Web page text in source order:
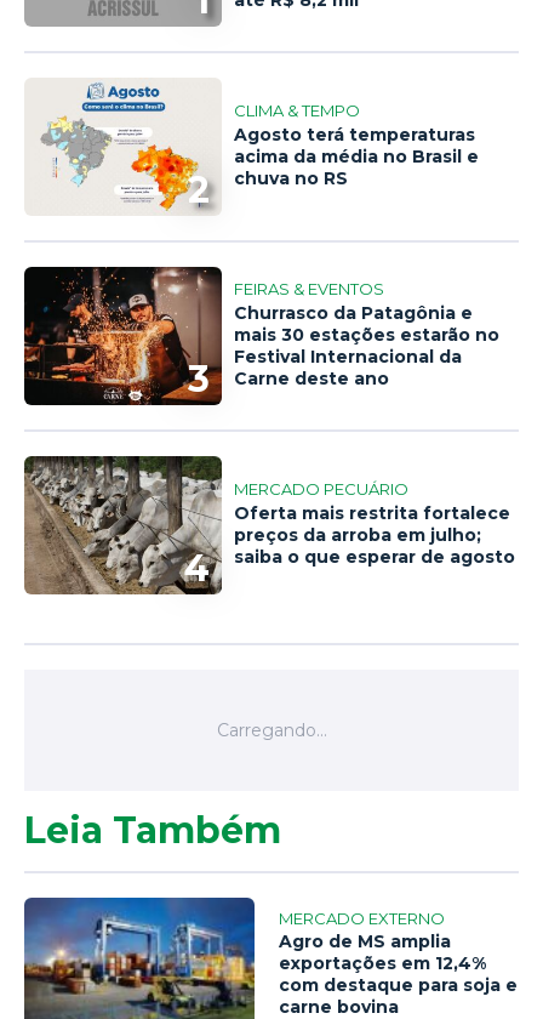
2
CLIMA & TEMPO
Agosto terá temperaturas
acima da média no Brasil e
chuva no RS
3
FEIRAS & EVENTOS
Churrasco da Patagônia e
mais 30 estações estarão no
Festival Internacional da
Carne deste ano
4
MERCADO PECUÁRIO
Oferta mais restrita fortalece
preços da arroba em julho;
saiba o que esperar de agosto
Leia Também
MERCADO EXTERNO
Agro de MS amplia
exportações em 12,4%
com destaque para soja e
carne bovina